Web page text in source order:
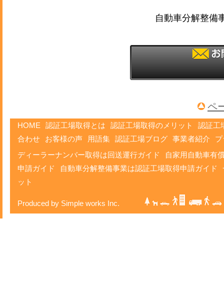
自動車分解整備
ペ
HOME 認証工場取得とは 認証工場取得のメリット
認証工
合わせ
お客様の声 用語集 認証工場ブログ 事業者紹介
ディーラーナンバー取得は回送運行ガイド
自家用自動車有
申請ガイド
自動車分解整備事業は認証工場取得申請ガイド
ット
Produced by Simple works Inc.